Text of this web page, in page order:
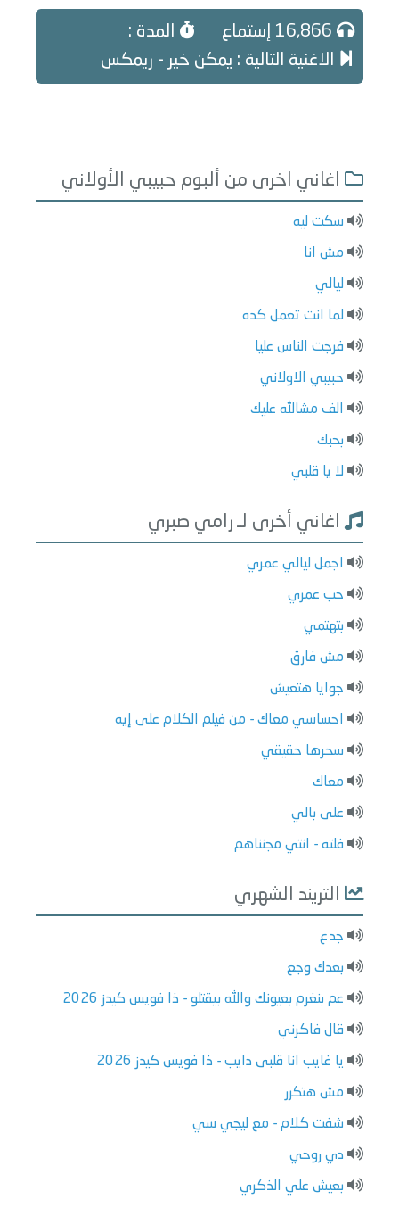
المدة :
الاغنية التالية : يمكن خير - ريمكس
اغاني اخرى من ألبوم حبيبي الأولاني
سكت ليه
مش انا
ليالي
لما انت تعمل كده
فرجت الناس عليا
حبيبي الاولاني
الف مشالله عليك
بحبك
لا يا قلبي
اغاني أخرى لـ رامي صبري
اجمل ليالي عمري
حب عمري
بتهتمي
مش فارق
جوايا هتعيش
احساسي معاك - من فيلم الكلام على إيه
سحرها حقيقي
معاك
على بالي
فلته - انتي مجنناهم
التريند الشهري
جدع
بعدك وجع
عم بنغرم بعيونك والله بيقتلو - ذا فويس كيدز 2026
قال فاكرني
يا غايب انا قلبى دايب - ذا فويس كيدز 2026
مش هتكرر
شفت كلام - مع ليجي سي
دي روحي
بعيش علي الذكري